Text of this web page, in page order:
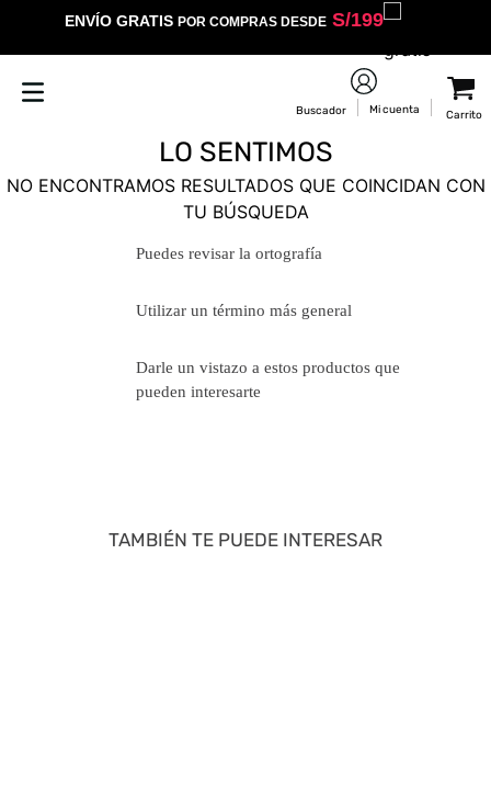
ENVÍO GRATIS POR COMPRAS DESDES/199
LO SENTIMOS
NO ENCONTRAMOS RESULTADOS QUE COINCIDAN CON
TU BÚSQUEDA
Puedes revisar la ortografía
Utilizar un término más general
Darle un vistazo a estos productos
que pueden interesarte
TAMBIÉN TE PUEDE INTERESAR